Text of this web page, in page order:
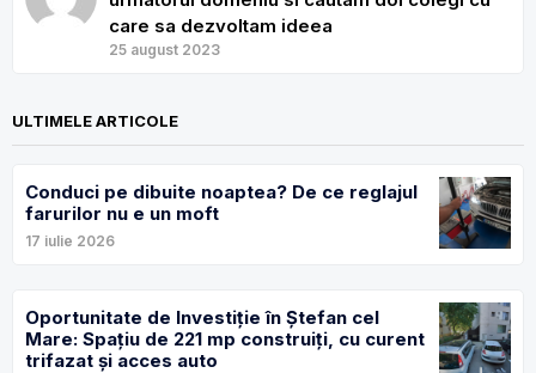
care sa dezvoltam ideea
25 august 2023
ULTIMELE ARTICOLE
Conduci pe dibuite noaptea? De ce reglajul
farurilor nu e un moft
17 iulie 2026
Oportunitate de Investiție în Ștefan cel
Mare: Spațiu de 221 mp construiți, cu curent
trifazat și acces auto